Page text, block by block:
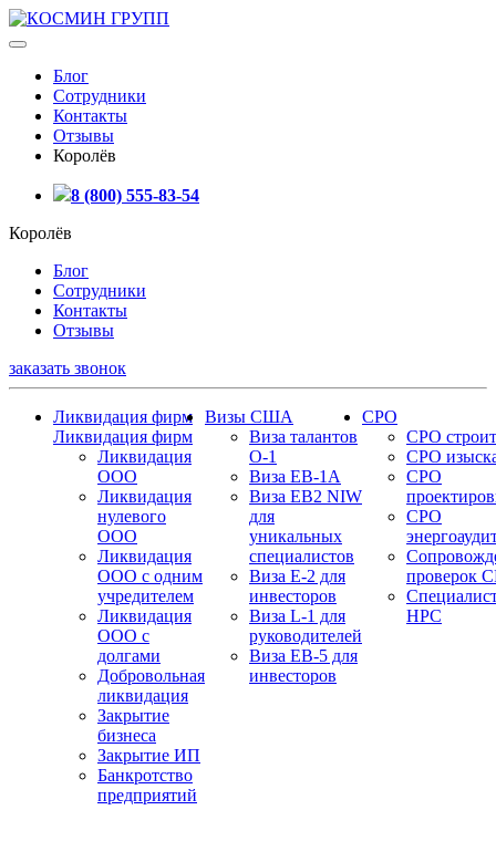
Блог
Сотрудники
Контакты
Отзывы
Королёв
8 (800) 555-83-54
Королёв
Блог
Сотрудники
Контакты
Отзывы
заказать звонок
Ликвидация фирм
Ликвидация фирм
Ликвидация
ООО
Ликвидация
нулевого
ООО
Ликвидация
ООО с одним
учредителем
Ликвидация
ООО с
долгами
Добровольная
ликвидация
Закрытие
бизнеса
Закрытие ИП
Банкротство
предприятий
Визы США
Виза талантов
О-1
Виза EB-1A
Виза EB2 NIW
для
уникальных
специалистов
Виза E-2 для
инвесторов
Виза L-1 для
руководителей
Виза EB-5 для
инвесторов
СРО
СРО
СРО
СРО
СРО
проверок
НРС